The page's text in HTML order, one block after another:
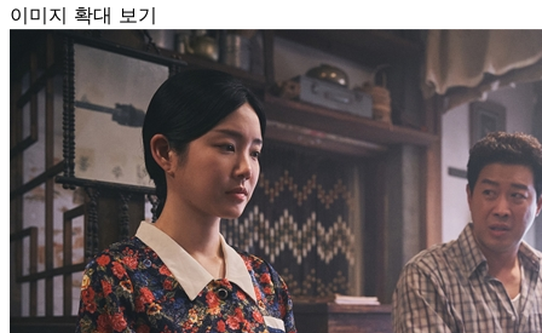
이미지 확대 보기